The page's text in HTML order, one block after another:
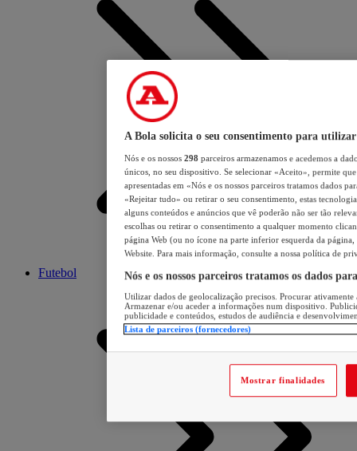
Futebol
A Bola solicita o seu consentimento para utilizar
Nós e os nossos 298 parceiros armazenamos e acedemos a
únicos, no seu dispositivo. Se selecionar «Aceito», permite
apresentadas em «Nós e os nossos parceiros tratamos dados
«Rejeitar tudo» ou retirar o seu consentimento, estas
alguns conteúdos e anúncios que vê poderão não ser tão
escolhas ou retirar o consentimento a qualquer momento
página Web (ou no ícone na parte inferior esquerda da página,
Website. Para mais informação, consulte a nossa política de
Nós e os nossos parceiros tratamos os dados
Utilizar dados de geolocalização precisos. Procurar
Armazenar e/ou aceder a informações num dispositivo.
publicidade e conteúdos, estudos de audiência e
Lista de parceiros (fornecedores)
Mostrar finalidades